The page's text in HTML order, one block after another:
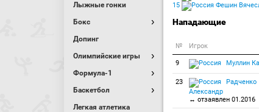
Лыжные гонки
Бокс
Допинг
Олимпийские игры
Формула-1
Баскетбол
Легкая атлетика
15
Фешин
Нападающие
№ Игрок
9 Муллин
23
Радченко
Александр
↔ отзаявлен 01.2016